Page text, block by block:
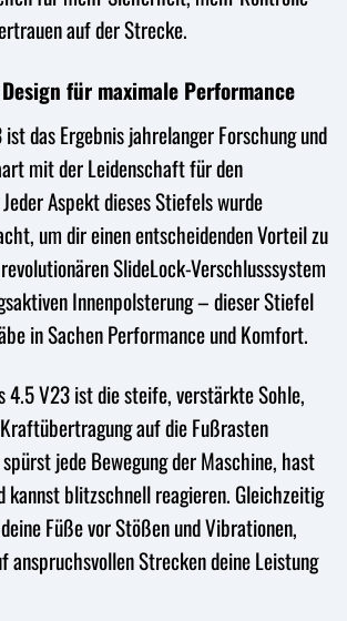
auf der Strecke.
für maximale Performance
das Ergebnis jahrelanger Forschung und
mit der Leidenschaft für den
Aspekt dieses Stiefels wurde
um dir einen entscheidenden Vorteil zu
SlideLock-Verschlusssystem
Innenpolsterung – dieser Stiefel
in Sachen Performance und Komfort.
4.5 V23 ist die steife, verstärkte Sohle,
auf die Fußrasten
jede Bewegung der Maschine, hast
kannst blitzschnell reagieren. Gleichzeitig
Füße vor Stößen und Vibrationen,
anspruchsvollen Strecken deine Leistung